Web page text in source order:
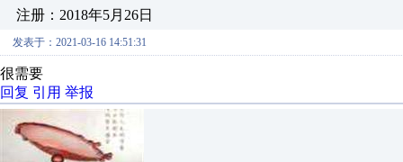
注册：2018年5月26日
发表于：2021-03-16 14:51:31
很需要
回复 引用 举报